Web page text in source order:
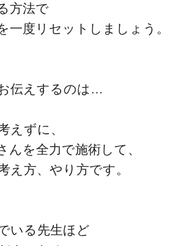
方法で
一度リセットしましょう。
伝えするのは…
えずに、
んを全力で施術して、
え方、やり方です。
いる先生ほど